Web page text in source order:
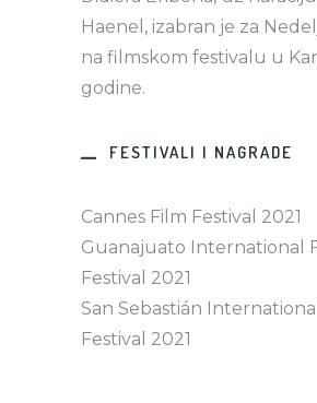
Haenel, izabran je za
na filmskom festivalu u
godine.
FESTIVALI I NAGRADE
Cannes Film Festival 2021
Guanajuato International
Festival 2021
San Sebastián
Festival 2021